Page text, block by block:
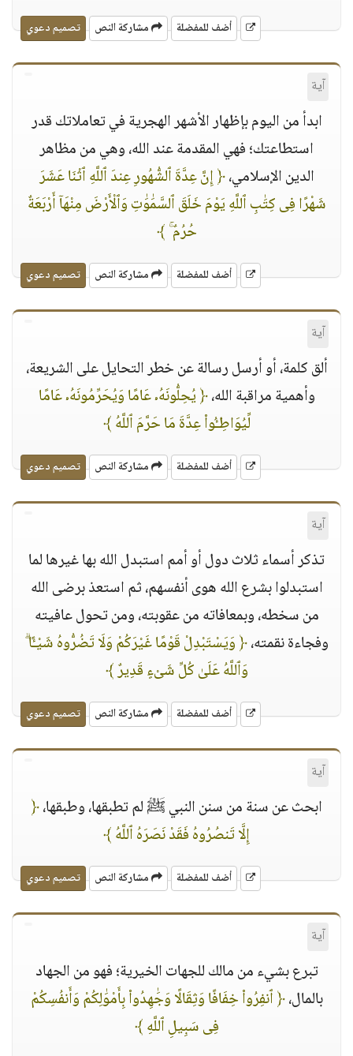
أضف للمفضلة مشاركة النص تصميم دعوي
آية
ابدأ من اليوم بإظهار الأشهر الهجرية في تعاملاتك قدر
استطاعتك؛ فهي المقدمة عند الله، وهي من مظاهر
الدين الإسلامي،﴿ إِنَّ عِدَّةَ ٱلشُّهُورِ عِندَ ٱللَّهِ ٱثْنَا عَشَرَ
شَهْرًا فِى كِتَٰبِ ٱللَّهِ يَوْمَ خَلَقَ ٱلسَّمَٰوَٰتِ وَٱلْأَرْضَ مِنْهَآ أَرْبَعَةٌ
حُرُمٌ ۚ ﴾
أضف للمفضلة مشاركة النص تصميم دعوي
آية
ألق كلمة، أو أرسل رسالة عن خطر التحايل على الشريعة،
وأهمية مراقبة الله،﴿ يُحِلُّونَهُۥ عَامًا وَيُحَرِّمُونَهُۥ عَامًا
لِّيُوَاطِـُٔوا۟ عِدَّةَ مَا حَرَّمَ ٱللَّهُ ﴾
أضف للمفضلة مشاركة النص تصميم دعوي
آية
تذكر أسماء ثلاث دول أو أمم استبدل الله بها غيرها لما
استبدلوا بشرع الله هوى أنفسهم، ثم استعذ برضى الله
من سخطه، وبمعافاته من عقوبته، ومن تحول عافيته
وفجاءة نقمته،﴿ وَيَسْتَبْدِلْ قَوْمًا غَيْرَكُمْ وَلَا تَضُرُّوهُ شَيْـًٔا ۗ
وَٱللَّهُ عَلَىٰ كُلِّ شَىْءٍ قَدِيرٌ ﴾
أضف للمفضلة مشاركة النص تصميم دعوي
آية
ابحث عن سنة من سنن النبي ﷺ لم تطبقها، وطبقها،﴿
إِلَّا تَنصُرُوهُ فَقَدْ نَصَرَهُ ٱللَّهُ ﴾
أضف للمفضلة مشاركة النص تصميم دعوي
آية
تبرع بشيء من مالك للجهات الخيرية؛ فهو من الجهاد
بالمال،﴿ ٱنفِرُوا۟ خِفَافًا وَثِقَالًا وَجَٰهِدُوا۟ بِأَمْوَٰلِكُمْ وَأَنفُسِكُمْ
فِى سَبِيلِ ٱللَّهِ ﴾